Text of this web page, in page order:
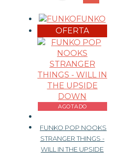
FUNKO
OFERTA
AGOTADO
FUNKO POP NOOKS
STRANGER THINGS -
WILL IN THE UPSIDE